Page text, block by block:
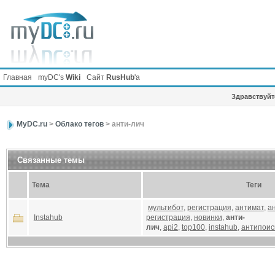
Главная myDC's Wiki Сайт RusHub'а
MyDC.ru> Облако тегов> анти-лич
Связанные темы
Тема Теги
Instahub
мультибот, регистрация, антимат,
регистрация, новинки, анти-
лич, api2, top100, instahub,